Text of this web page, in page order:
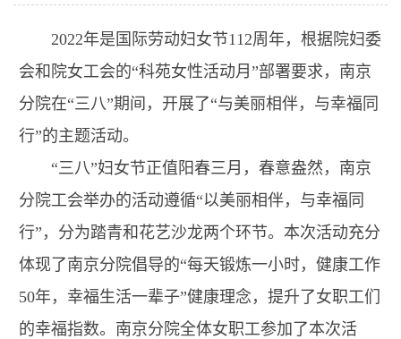
2022年是国际劳动妇女节112周年，根据院妇委
会和院女工会的“科苑女性活动月”部署要求，南京
分院在“三八”期间，开展了“与美丽相伴，与幸福同
行”的主题活动。
“三八”妇女节正值阳春三月，春意盎然，南京
分院工会举办的活动遵循“以美丽相伴，与幸福同
行”，分为踏青和花艺沙龙两个环节。本次活动充分
体现了南京分院倡导的“每天锻炼一小时，健康工作
50年，幸福生活一辈子”健康理念，提升了女职工们
的幸福指数。南京分院全体女职工参加了本次活